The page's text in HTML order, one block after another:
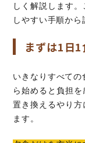
しく解説します
しやすい手順から
まずは1日
いきなりすべて
ら始めると負担
置き換えるやり方
ます。